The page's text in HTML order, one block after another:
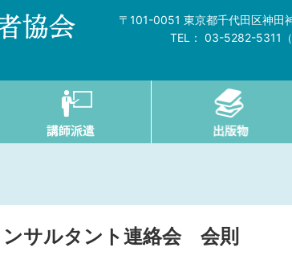
〒101-0051 東京都千代田区神田
TEL： 03-5282-5311
ンサルタント連絡会 会則